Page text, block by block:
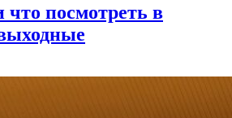
что посмотреть в